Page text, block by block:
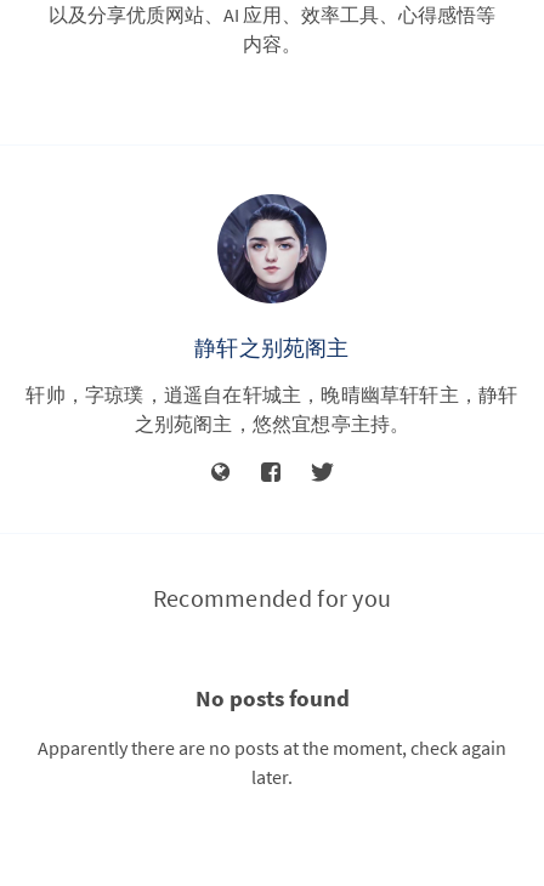
以及分享优质网站、AI 应用、效率工具、心得感悟等
内容。
静轩之别苑阁主
轩帅，字琼璞，逍遥自在轩城主，晚晴幽草轩轩主，静轩
之别苑阁主，悠然宜想亭主持。
Recommended for you
No posts found
Apparently there are no posts at the moment, check again
later.